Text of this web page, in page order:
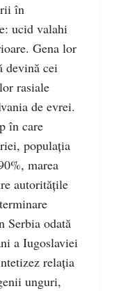
în
ucid valahi
Gena lor
devină cei
rasiale
de evrei.
în care
populaţia
marea
autorităţile
Serbia odată
a Iugoslaviei
relaţia
unguri,